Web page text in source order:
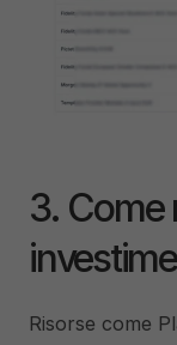
3. Come
Risorse come